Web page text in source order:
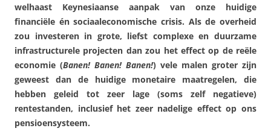
welhaast Keynesiaanse aanpak van onze huidige
financiële én sociaaleconomische crisis. Als de overheid
zou investeren in grote, liefst complexe en duurzame
infrastructurele projecten dan zou het effect op de reële
economie (Banen! Banen! Banen!) vele malen groter zijn
geweest dan de huidige monetaire maatregelen, die
hebben geleid tot zeer lage (soms zelf negatieve)
rentestanden, inclusief het zeer nadelige effect op ons
pensioensysteem.